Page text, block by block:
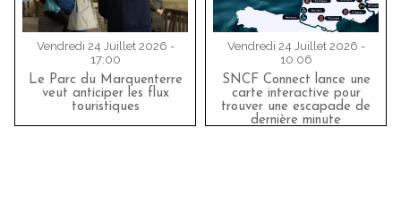
Vendredi 24 Juillet 2026 -
17:00
Le Parc du Marquenterre
veut anticiper les flux
touristiques
Vendredi 24 Juillet 2026 -
10:06
SNCF Connect lance une
carte interactive pour
trouver une escapade de
dernière minute